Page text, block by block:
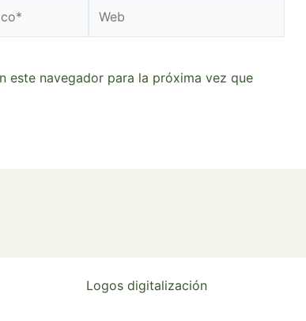
este navegador para la próxima vez que